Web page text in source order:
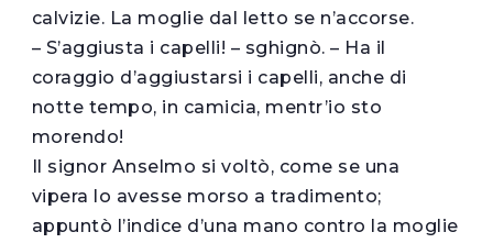
calvizie. La moglie dal letto se n’accorse.
– S’aggiusta i capelli! – sghignò. – Ha il
coraggio d’aggiustarsi i capelli, anche di
notte tempo, in camicia, mentr’io sto
morendo!
Il signor Anselmo si voltò, come se una
vipera lo avesse morso a tradimento;
appuntò l’indice d’una mano contro la moglie